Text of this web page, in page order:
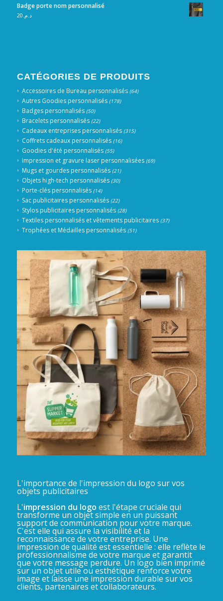
Badge porte nom personnalisé
د.م.20
CATÉGORIES DE PRODUITS
Accessoires de Bureau personnalisés (64)
Autres Goodies personnalisés (178)
Badges personnalisés (50)
Bracelets personnalisés (22)
Cadeaux entreprises personnalisés (315)
Coffrets cadeaux personnalisés (16)
Goodies d'été personnalisés (55)
Impression et gravure laser personnalisées (69)
Mugs et gourdes personnalisés (21)
Objets high-tech personnalisés (30)
Porte-clés personnalisés (14)
Sac publicitaires personnalisés (22)
Stylos publicitaires personnalisés (28)
Textiles personnalisés et vêtements publicitaires (37)
Trophées et Médailles personnalisés (51)
L'importance de l'impression du logo sur vos
objets publicitaires
L'impression du logo est l'étape cruciale qui
transforme un objet simple en un puissant
support de communication pour votre marque.
C'est elle qui assure la visibilité et la
reconnaissance de votre entreprise. Une
impression de qualité est essentielle : elle reflète le
professionnalisme de votre marque et garantit
que votre message perdure. Un logo bien imprimé
sur un objet utile ou esthétique renforce votre
image et laisse une impression durable sur vos
clients, partenaires et collaborateurs.